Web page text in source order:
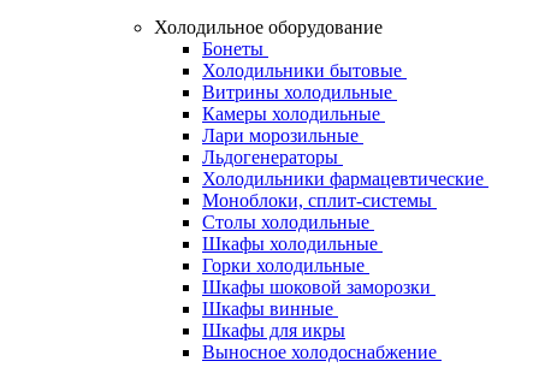
Холодильное оборудование
Бонеты
Холодильники бытовые
Витрины холодильные
Камеры холодильные
Лари морозильные
Льдогенераторы
Холодильники фармацевтические
Моноблоки, сплит-системы
Столы холодильные
Шкафы холодильные
Горки холодильные
Шкафы шоковой заморозки
Шкафы винные
Шкафы для икры
Выносное холодоснабжение